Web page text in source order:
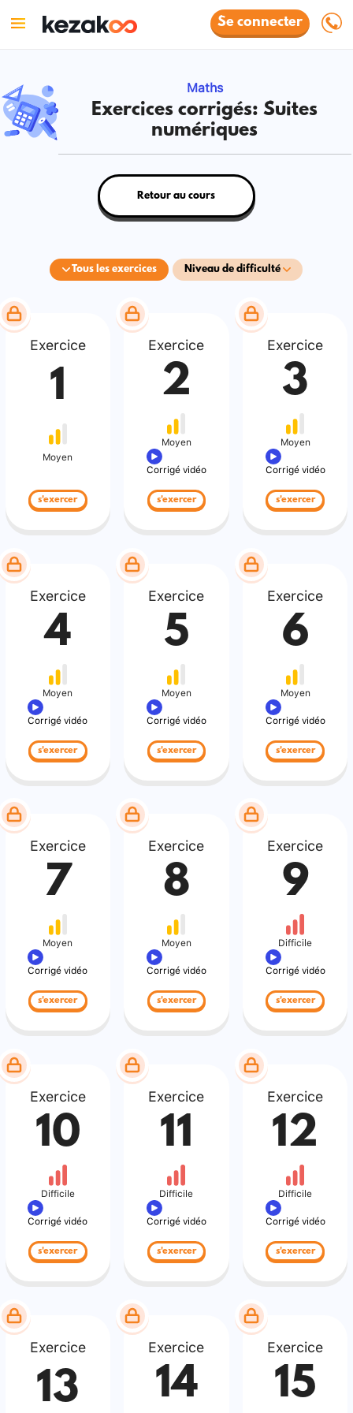
Se connecter
Maths
Exercices corrigés: Suites
numériques
Tous les exercices Niveau de difficulté
Retour au cours
Exercice
1
Moyen
s'exercer
Exercice
2
Moyen
Corrigé vidéo
s'exercer
Exercice
3
Moyen
Corrigé vidéo
s'exercer
Exercice
4
Moyen
Corrigé vidéo
s'exercer
Exercice
5
Moyen
Corrigé vidéo
s'exercer
Exercice
6
Moyen
Corrigé vidéo
s'exercer
Exercice
7
Moyen
Corrigé vidéo
s'exercer
Exercice
8
Moyen
Corrigé vidéo
s'exercer
Exercice
9
Difficile
Corrigé vidéo
s'exercer
Exercice
10
Difficile
Corrigé vidéo
s'exercer
Exercice
11
Difficile
Corrigé vidéo
s'exercer
Exercice
12
Difficile
Corrigé vidéo
s'exercer
Exercice
13
Exercice
14
Exercice
15